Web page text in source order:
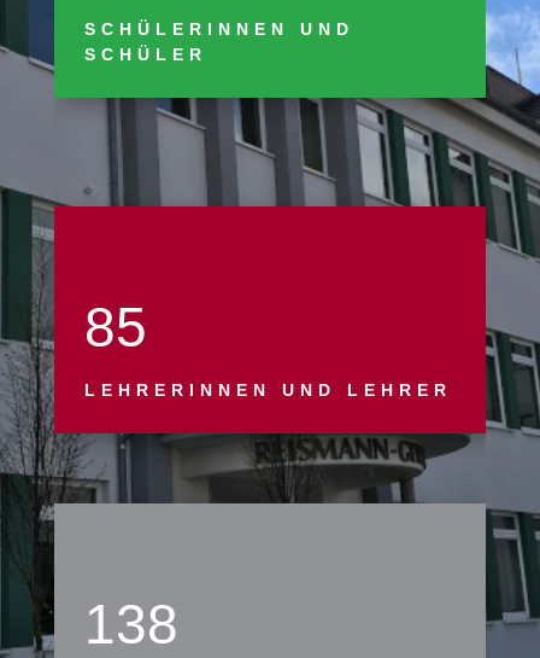
SCHÜLERINNEN UND
SCHÜLER
85
LEHRERINNEN UND LEHRER
138